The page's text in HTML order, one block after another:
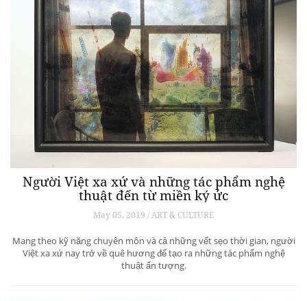
Người Việt xa xứ và những tác phẩm nghệ
thuật đến từ miền ký ức
May 05, 2019 / ART & CULTURE
Mang theo kỹ năng chuyên môn và cả những vết sẹo thời gian, người
Việt xa xứ nay trở về quê hương để tạo ra những tác phẩm nghệ
thuật ấn tượng.